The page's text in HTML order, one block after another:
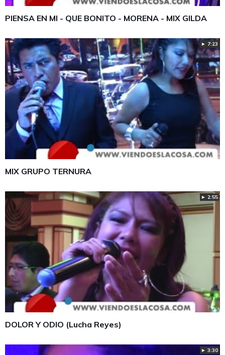
PIENSA EN MI - QUE BONITO - MORENA - MIX GILDA
► 7:23
MIX GRUPO TERNURA
► 2:55
DOLOR Y ODIO (Lucha Reyes)
► 3:30